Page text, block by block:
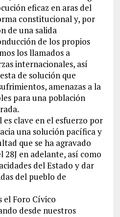
eficaz en aras del
constitucional y, por
de una salida
de los propios
los llamados a
internacionales, así
de solución que
amenazas a la
para una población
clave en el esfuerzo por
una solución pacífica y
que se ha agravado
28J en adelante, así como
del Estado y dar
del pueblo de
el Foro Cívico
desde nuestros